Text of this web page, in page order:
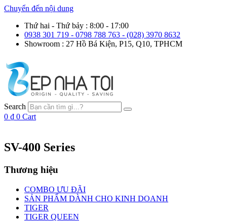
Chuyển đến nội dung
Thứ hai - Thứ bảy : 8:00 - 17:00
0938 301 719 - 0798 788 763 - (028) 3970 8632
Showroom : 27 Hồ Bá Kiện, P15, Q10, TPHCM
Search
0 ₫ 0 Cart
SV-400 Series
Thương hiệu
COMBO ƯU ĐÃI
SẢN PHẨM DÀNH CHO KINH DOANH
TIGER
TIGER QUEEN